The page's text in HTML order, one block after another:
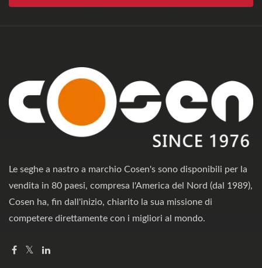
Le seghe a nastro a marchio Cosen's sono disponibili per la
vendita in 80 paesi, compresa l'America del Nord (dal 1989),
Cosen ha, fin dall'inizio, chiarito la sua missione di
competere direttamente con i migliori al mondo.